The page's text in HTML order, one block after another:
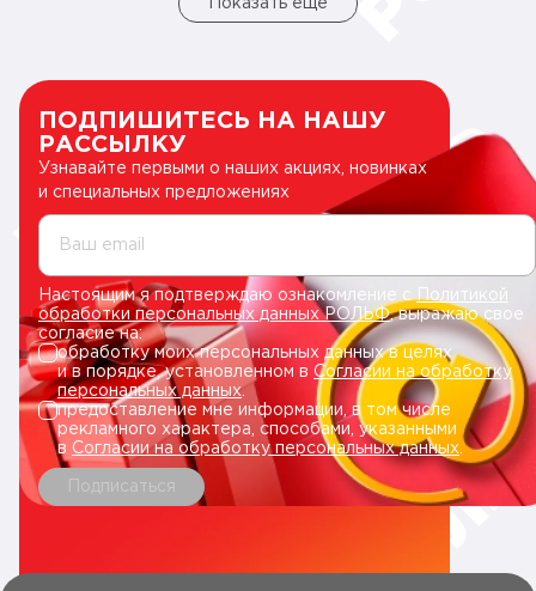
Показать еще
ПОДПИШИТЕСЬ НА НАШУ
РАССЫЛКУ
Узнавайте первыми о наших акциях, новинках
и специальных предложениях
Ваш email
Настоящим я подтверждаю ознакомление сПолитикой
обработки персональных данных РОЛЬФ, выражаю свое
согласие на:
обработку моих персональных данных в целях
и в порядке, установленном в Согласии на обработку
персональных данных.
предоставление мне информации, в том числе
рекламного характера, способами, указанными
в Согласии на обработку персональных данных
Подписаться